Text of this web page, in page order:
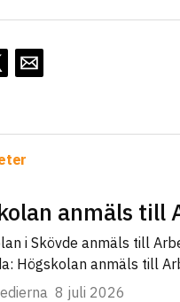
anmäls till
i Skövde anmäls till
Högskolan anmäls till
8 juli 2026